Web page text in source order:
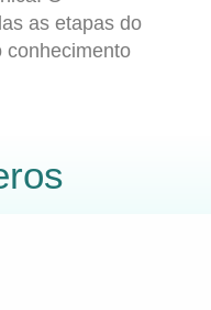
as etapas do
conhecimento